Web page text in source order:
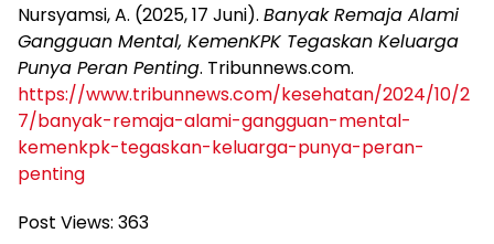
Nursyamsi, A. (2025, 17 Juni). Banyak Remaja Alami
Gangguan Mental, KemenKPK Tegaskan Keluarga
Punya Peran Penting. Tribunnews.com.
https://www.tribunnews.com/kesehatan/2024/10/2
7/banyak-remaja-alami-gangguan-mental-
kemenkpk-tegaskan-keluarga-punya-peran-
penting
Post Views: 363